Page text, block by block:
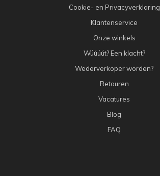
Cookie- en Privacyverklaring
Klantenservice
Onze winkels
Wúúúút? Een klacht?
Wederverkoper worden?
Retouren
Vacatures
Blog
FAQ